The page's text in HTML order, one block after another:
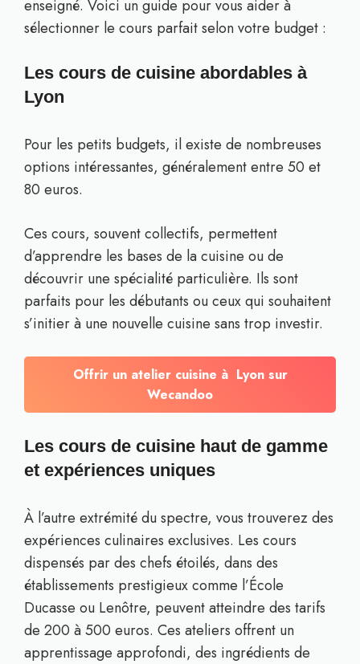
enseigné. Voici un guide pour vous aider à
sélectionner le cours parfait selon votre budget :
Les cours de cuisine abordables à
Lyon
Pour les petits budgets, il existe de nombreuses
options intéressantes, généralement entre 50 et
80 euros.
Ces cours, souvent collectifs, permettent
d’apprendre les bases de la cuisine ou de
découvrir une spécialité particulière. Ils sont
parfaits pour les débutants ou ceux qui souhaitent
s’initier à une nouvelle cuisine sans trop investir.
Offrir un atelier cuisine à Lyon sur
Wecandoo
Les cours de cuisine haut de gamme
et expériences uniques
À l’autre extrémité du spectre, vous trouverez des
expériences culinaires exclusives. Les cours
dispensés par des chefs étoilés, dans des
établissements prestigieux comme l’École
Ducasse ou Lenôtre, peuvent atteindre des tarifs
de 200 à 500 euros. Ces ateliers offrent un
apprentissage approfondi, des ingrédients de